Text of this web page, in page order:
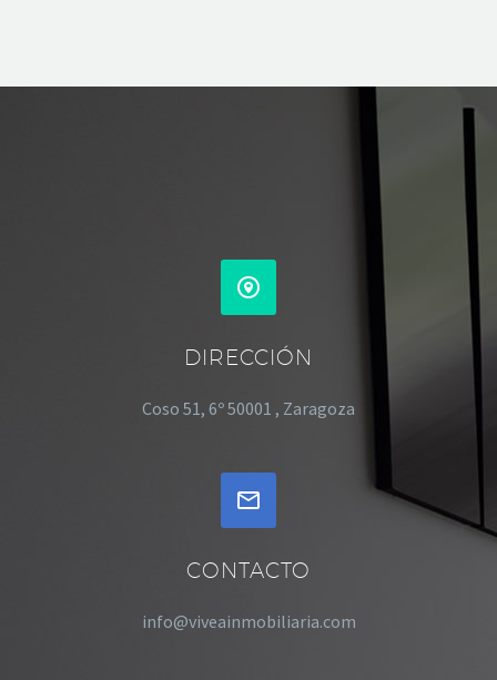


DIRECCIÓN
Coso 51, 6º 50001 , Zaragoza


CONTACTO
info@viveainmobiliaria.com